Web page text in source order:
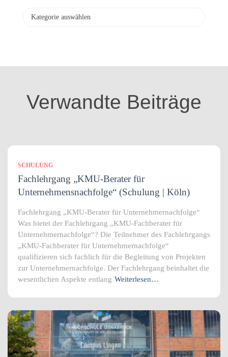
o
Verwandte Beiträge
SCHULUNG
Fachlehrgang „KMU-Berater für
Unternehmensnachfolge“ (Schulung | Köln)
Fachlehrgang „KMU-Berater für Unternehmernachfolge“
Was bietet der Fachlehrgang „KMU-Fachberater für
Unternehmernachfolge“? Die Teilnehmer des Fachlehrgangs
„KMU-Fachberater für Unternehmernachfolge“
qualifizieren sich fachlich für die Begleitung von Projekten
zur Unternehmernachfolge. Der Fachlehrgang beinhaltet die
wesentlichen Aspekte entlang Weiterlesen…